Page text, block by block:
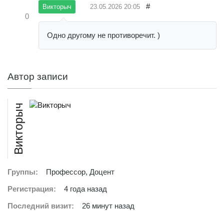
0
Викторыч 23.05.2026 20:05 #
Одно другому не противоречит. )
Автор записи
Викторыч
Группы:
Профессор, Доцент
Регистрация:
4 года назад
Последний визит:
26 минут назад